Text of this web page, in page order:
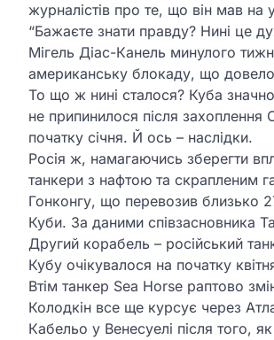
журналістів про те, що він мав
“Бажаєте знати правду? Нині це
Мігель Діас-Канель минулого
американську блокаду, що
То що ж нині сталося? Куба
не припинилося після
початку січня. Й ось – наслідки.
Росія ж, намагаючись зберегти
танкери з нафтою та скрапленим
Гонконгу, що перевозив близько
Куби. За даними співзасновника
Другий корабель – російський
Кубу очікувалося на початку
Втім танкер Sea Horse раптово
Колодкін все ще курсує через
Кабельо у Венесуелі після того,